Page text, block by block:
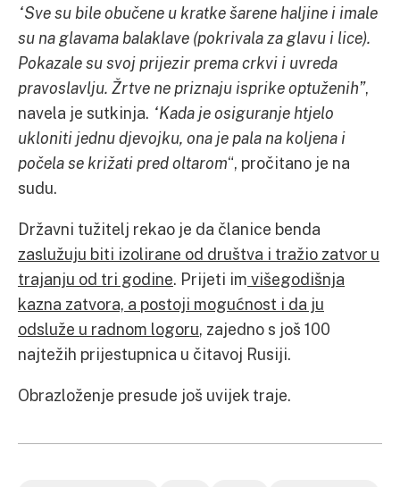
“Sve su bile obučene u kratke šarene haljine i imale
su na glavama balaklave (pokrivala za glavu i lice).
Pokazale su svoj prijezir prema crkvi i uvreda
pravoslavlju. Žrtve ne priznaju isprike optuženih”,
navela je sutkinja. “Kada je osiguranje htjelo
ukloniti jednu djevojku, ona je pala na koljena i
počela se križati pred oltarom“, pročitano je na
sudu.
Državni tužitelj rekao je da članice benda
zaslužuju biti izolirane od društva i tražio zatvor u
trajanju od tri godine. Prijeti im višegodišnja
kazna zatvora, a postoji mogućnost i da ju
odsluže u radnom logoru, zajedno s još 100
najtežih prijestupnica u čitavoj Rusiji.
Obrazloženje presude još uvijek traje.